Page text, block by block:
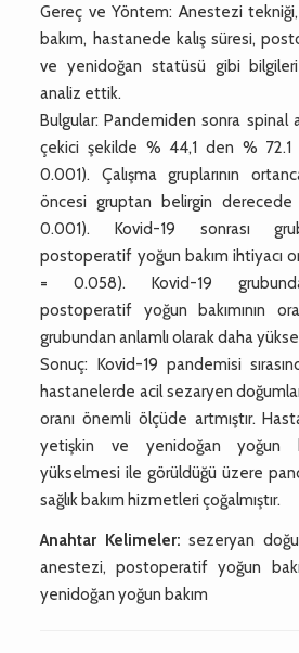
Gereç ve Yöntem: Anestezi
bakım, hastanede kalış süresi,
ve yenidoğan statüsü gibi
analiz ettik.
Bulgular: Pandemiden sonra spinal
çekici şekilde % 44,1 den % 72.1
0.001). Çalışma gruplarının
öncesi gruptan belirgin
0.001). Kovid-19 sonrası
postoperatif yoğun bakım ihtiyacı
= 0.058). Kovid-19
postoperatif yoğun bakımının
grubundan anlamlı olarak daha
Sonuç: Kovid-19 pandemisi
hastanelerde acil sezaryen
oranı önemli ölçüde artmıştır.
yetişkin ve yenidoğan yoğun
yükselmesi ile görüldüğü üzere
sağlık bakım hizmetleri çoğalmıştır.
Anahtar Kelimeler: sezeryan
anestezi, postoperatif yoğun
yenidoğan yoğun bakım